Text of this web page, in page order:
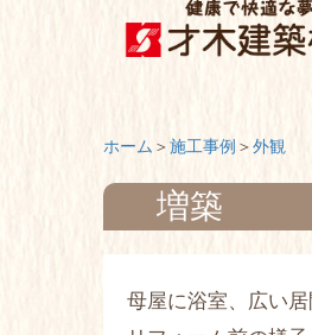
ホーム 施工事例 外観
増築
母屋に浴室、広い